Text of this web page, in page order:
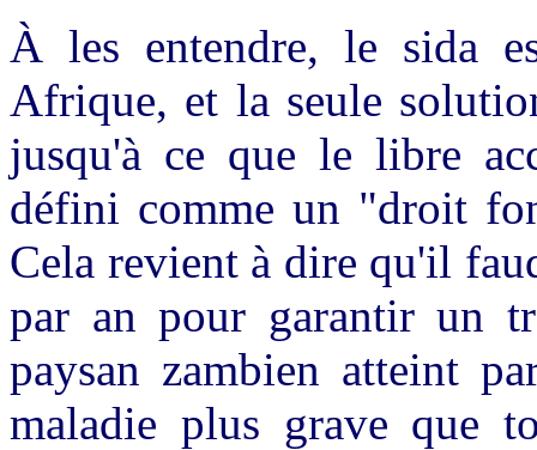
À les entendre, le sida
Afrique, et la seule
jusqu'à ce que le libre
défini comme un "droit
Cela revient à dire qu'il
par an pour garantir un
paysan zambien atteint
maladie plus grave que